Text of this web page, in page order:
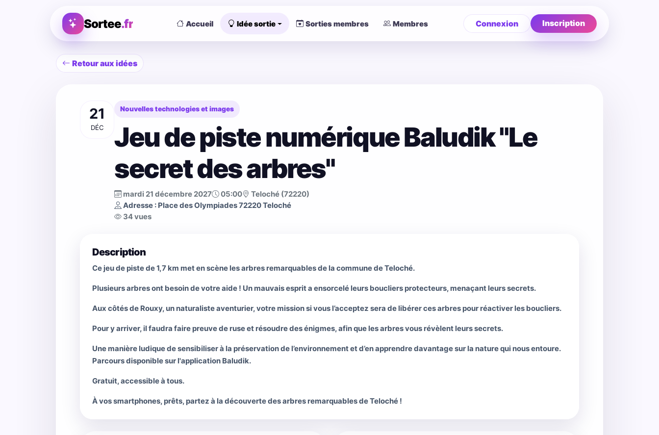
Sortee.fr Connexion Inscription
Accueil Idée sortie Sorties membres Membres
Retour aux idées
21
DÉC
Nouvelles technologies et images
Jeu de piste numérique Baludik "Le
secret des arbres"
mardi 21 décembre 2027 05:00
Teloché (72220)
Adresse : Place des Olympiades 72220 Teloché
34 vues
Description
Ce jeu de piste de 1,7 km met en scène les arbres remarquables de la commune de Teloché.
Plusieurs arbres ont besoin de votre aide ! Un mauvais esprit a ensorcelé leurs boucliers protecteurs, menaçant leurs secrets.
Aux côtés de Rouxy, un naturaliste aventurier, votre mission si vous l’acceptez sera de libérer ces arbres pour réactiver les boucliers.
Pour y arriver, il faudra faire preuve de ruse et résoudre des énigmes, afin que les arbres vous révèlent leurs secrets.
Une manière ludique de sensibiliser à la préservation de l’environnement et d’en apprendre davantage sur la nature qui nous entoure.
Parcours disponible sur l'application Baludik.
Gratuit, accessible à tous.
À vos smartphones, prêts, partez à la découverte des arbres remarquables de Teloché !